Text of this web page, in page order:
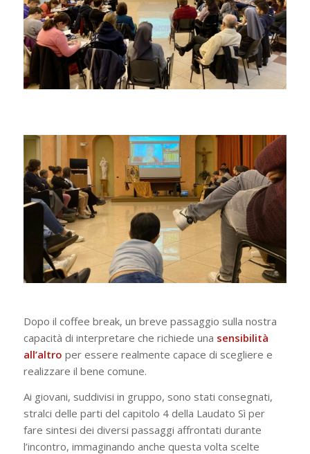
Dopo il coffee break, un breve passaggio sulla nostra
capacità di interpretare che richiede una sensibilità
all’altro per essere realmente capace di scegliere e
realizzare il bene comune.
Ai giovani, suddivisi in gruppo, sono stati consegnati,
stralci delle parti del capitolo 4 della Laudato Sì per
fare sintesi dei diversi passaggi affrontati durante
l’incontro, immaginando anche questa volta scelte